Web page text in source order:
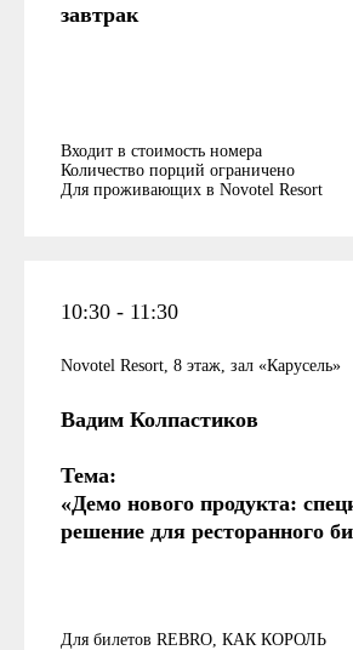
завтрак
Входит в стоимость номера
Количество порций ограничено
Для проживающих в Novotel Resort
10:30 - 11:30
Novotel Resort, 8 этаж, зал «Карусель»
Вадим Колпастиков
Тема:
«Демо нового продукта:
решение для ресторанного
Для билетов REBRO, КАК КОРОЛЬ